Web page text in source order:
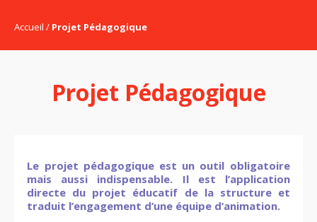
Accueil Projet Pédagogique
Projet Pédagogique
Le projet pédagogique est un outil obligatoire
mais aussi indispensable. Il est l’application
directe du projet éducatif de la structure et
traduit l’engagement d’une équipe d’animation.